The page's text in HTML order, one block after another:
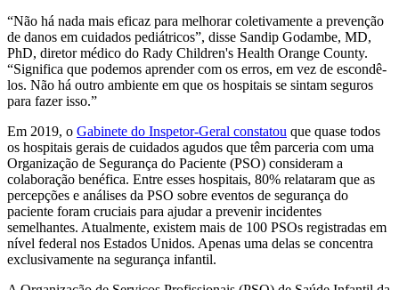
“Não há nada mais eficaz para melhorar coletivamente a prevenção
de danos em cuidados pediátricos”, disse Sandip Godambe, MD,
PhD, diretor médico do Rady Children's Health Orange County.
“Significa que podemos aprender com os erros, em vez de escondê-
los. Não há outro ambiente em que os hospitais se sintam seguros
para fazer isso.”
Em 2019, o Gabinete do Inspetor-Geral constatou que quase todos
os hospitais gerais de cuidados agudos que têm parceria com uma
Organização de Segurança do Paciente (PSO) consideram a
colaboração benéfica. Entre esses hospitais, 80% relataram que as
percepções e análises da PSO sobre eventos de segurança do
paciente foram cruciais para ajudar a prevenir incidentes
semelhantes. Atualmente, existem mais de 100 PSOs registradas em
nível federal nos Estados Unidos. Apenas uma delas se concentra
exclusivamente na segurança infantil.